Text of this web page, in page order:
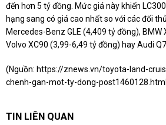
đến hơn 5 tỷ đồng. Mức giá này khiến
hạng sang có giá cao nhất so với các đối
Mercedes-Benz GLE (4,409 tỷ đồng), BMW
Volvo XC90 (3,99-6,49 tỷ đồng) hay Audi
(Nguồn: https://znews.vn/toyota-land-
chenh-gan-mot-ty-dong-post1460128.html
TIN LIÊN QUAN